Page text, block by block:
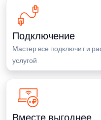
Подключение
Мастер все подключит и
услугой
Вместе выгоднее